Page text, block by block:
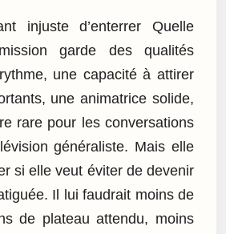
injuste d’enterrer Quelle
garde des qualités
une capacité à attirer
une animatrice solide,
rare pour les conversations
généraliste. Mais elle
si elle veut éviter de devenir
Il lui faudrait moins de
de plateau attendu, moins